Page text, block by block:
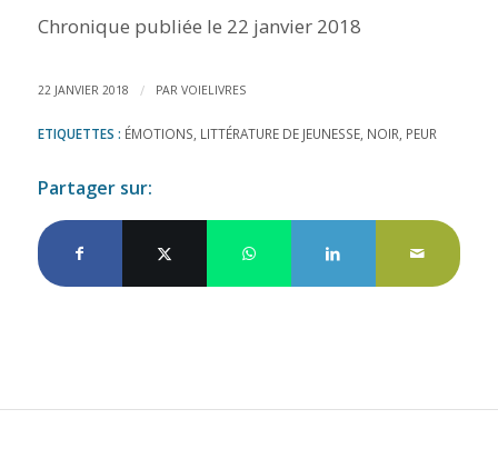
Chronique publiée le 22 janvier 2018
22 JANVIER 2018 / PAR VOIELIVRES
ETIQUETTES : ÉMOTIONS, LITTÉRATURE DE JEUNESSE, NOIR, PEUR
Partager sur: